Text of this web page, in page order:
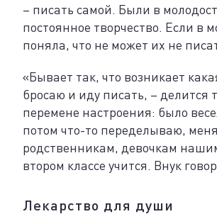
– писать самой. Были в
постоянное творчество. Если в
поняла, что не может их не
«Бывает так, что возникает
бросаю и иду писать, –
перемене настроения: было
потом что-то переделываю,
родственникам, девочкам
втором классе учится. Внук
Лекарство для души